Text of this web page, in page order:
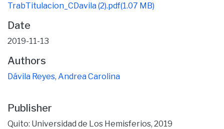
TrabTitulacion_CDavila (2).pdf(1.07 MB)
Date
2019-11-13
Authors
Dávila Reyes, Andrea Carolina
Publisher
Quito: Universidad de Los Hemisferios, 2019